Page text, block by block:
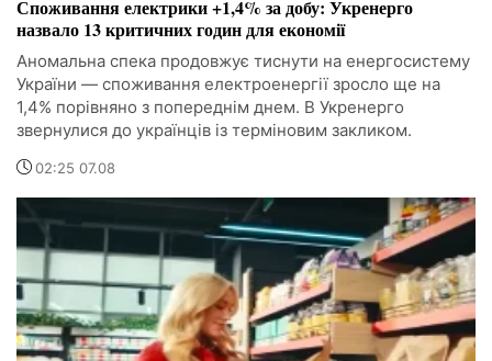
Споживання електрики +1,4% за добу: Укренерго
назвало 13 критичних годин для економії
Аномальна спека продовжує тиснути на енергосистему
України — споживання електроенергії зросло ще на
1,4% порівняно з попереднім днем. В Укренерго
звернулися до українців із терміновим закликом.
02:25 07.08